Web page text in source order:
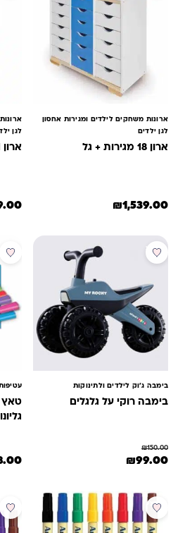
ארונות משחקים לילדים ומגירות אחסון
לגן ילדים
ארון 18 מגירות + גל
₪1,539.00
ארונות
לגן ילדים
ארון 21 מיכלים + גל
מבצע
בימבה ג'וק לילדים ולתינוקות
בימבה רוקי על גלגלים
₪150.00
המחיר המקורי היה: ₪150.00.
₪99.00 המחיר הנוכחי הוא: ₪99.00.
עטיפות
גליונות
₪8.00